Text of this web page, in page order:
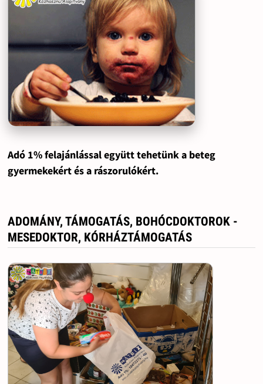
Adó 1% felajánlással együtt tehetünk a beteg
gyermekekért és a rászorulókért.
ADOMÁNY, TÁMOGATÁS, BOHÓCDOKTOROK -
MESEDOKTOR, KÓRHÁZTÁMOGATÁS